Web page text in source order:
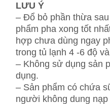
LƯU Ý
– Đổ bỏ phần thừa
phẩm pha xong tốt
hợp chưa dùng ngay
trong tủ lạnh 4 -6 độ
– Không sử dụng sản
dụng.
– Sản phẩm có chứa
người không dung